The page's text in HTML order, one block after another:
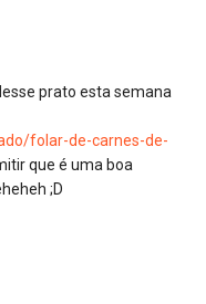
prato esta semana
folar-de-carnes-de-
que é uma boa
;D